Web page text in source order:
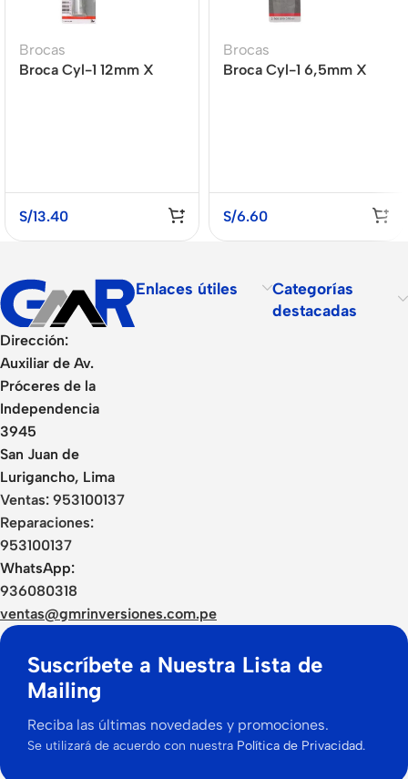
Brocas
Broca Cyl-1 12mm X
S/13.40
Brocas
Broca Cyl-1 6,5mm X
S/6.60
Dirección:
Auxiliar de Av.
Próceres de la
Independencia
3945
San Juan de
Lurigancho, Lima
Ventas: 953100137
Reparaciones:
953100137
WhatsApp:
936080318
ventas@gmrinversiones.com.pe
Enlaces útiles
Categorías
destacadas
Suscríbete a Nuestra Lista de
Mailing
Reciba las últimas novedades y promociones.
Se utilizará de acuerdo con nuestra Política de Privacidad.